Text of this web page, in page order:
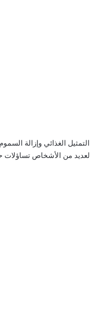
الغذائي وإزالة
من الأشخاص تساؤلات